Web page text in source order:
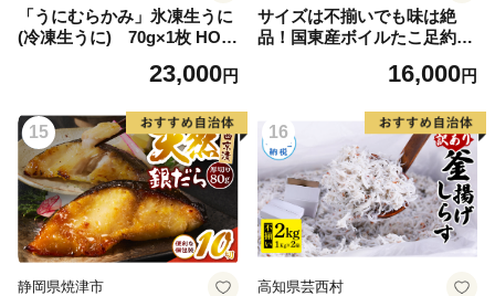
「うにむらかみ」氷凍生うに
(冷凍生うに) 70g×1枚 HOK
23,000円
サイズは不揃いでも味は絶
品！国東産ボイルたこ足約1k
16,000円
15
静岡県焼津市
16
高知県芸西村